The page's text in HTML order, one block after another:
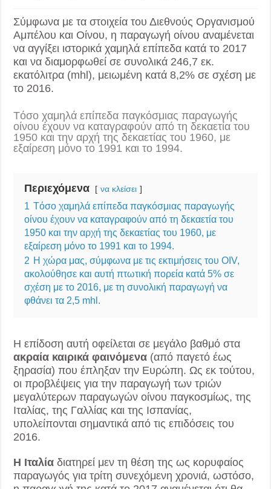
Σύμφωνα με τα στοιχεία του Διεθνούς Οργανισμού
Αμπέλου και Οίνου, η παραγωγή οίνου αναμένεται
να αγγίξει ιστορικά χαμηλά επίπεδα κατά το 2017
και να διαμορφωθεί σε συνολικά 246,7 εκ.
εκατόλιτρα (mhl), μειωμένη κατά 8,2% σε σχέση με
το 2016.
Tόσο χαμηλά επίπεδα παγκόσμιας παραγωγής
οίνου έχουν να καταγραφούν από τη δεκαετία του
1950 και την αρχή της δεκαετίας του 1960, με
εξαίρεση μόνο το 1991 και το 1994.
Περιεχόμενα να κλείσει
1 Tόσο χαμηλά επίπεδα παγκόσμιας παραγωγής
οίνου έχουν να καταγραφούν από τη δεκαετία του
1950 και την αρχή της δεκαετίας του 1960, με
εξαίρεση μόνο το 1991 και το 1994.
2 Η χώρα μας, σύμφωνα με τις εκτιμήσεις του OIV,
ακολούθησε και αυτή πτωτική πορεία κατά 5% σε
σχέση με το 2016, με τη συνολική παραγωγή να
φθάνει τα 2,5 mhl.
Η επίδοση αυτή οφείλεται σε μεγάλο βαθμό στα
ακραία καιρικά φαινόμενα (από παγετό έως
ξηρασία) που έπληξαν την Ευρώπη. Ως εκ τούτου,
οι προβλέψεις για την παραγωγή των τριών
μεγαλύτερων παραγωγών οίνου παγκοσμίως, της
Ιταλίας, της Γαλλίας και της Ισπανίας,
υπολείπονται σημαντικά από τις επιδόσεις του
2016.
Η Ιταλία διατηρεί μεν τη θέση της ως κορυφαίος
παραγωγός για τρίτη συνεχόμενη χρονιά, ωστόσο,